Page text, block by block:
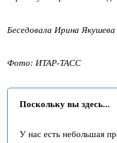
Беседовала Ирина Якушева
Фото: ИТАР-ТАСС
Поскольку вы здесь...
У нас есть небольшая